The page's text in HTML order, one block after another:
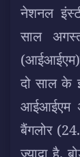
नेशनल
साल
दो साल के
आईआईएम
बैंगलोर